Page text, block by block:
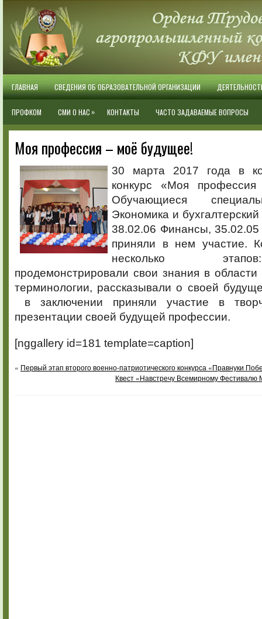
ГЛАВНАЯ СВЕДЕНИЯ ОБ ОБРАЗОВАТЕЛЬНОЙ ОРГАНИЗАЦИИ
ПРОФКОМ СМИ О НАС » КОНТАКТЫ ЧАСТО ЗАДАВАЕМЫЕ ВОПРОСЫ
Моя профессия – моё будущее!
30 марта 2017 года в
конкурс «Моя
Обучающиеся
Экономика и
38.02.06 Финансы, 35.02.05
приняли в нем участие.
несколько
продемонстрировали свои знания в
терминологии, рассказывали о своей
в заключении приняли участие в
презентации своей будущей профессии.
[nggallery id=181 template=caption]
« Первый этап второго военно-патриотического конкурса «Правнуки
Квест «Навстречу Всемирному